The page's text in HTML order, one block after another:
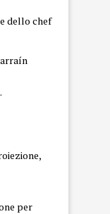
dello chef
per